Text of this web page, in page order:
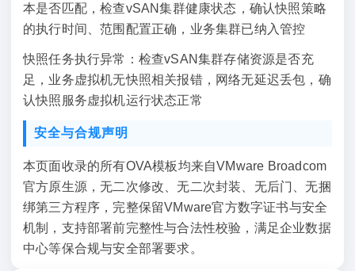
本是否匹配，检查vSAN集群健康状态，确认快照策略
的执行时间、范围配置正确，业务集群已纳入管控
快照任务执行异常：检查vSAN集群存储资源是否充
足，业务虚拟机无快照相关报错，网络无延迟丢包，确
认快照服务虚拟机运行状态正常
安全与合规声明
本页面收录的所有OVA模板均来自VMware Broadcom
官方原生源，无二次修改、无二次封装、无后门、无捆
绑第三方程序，完整保留VMware官方数字证书与安全
机制，支持部署前完整性与合法性校验，满足企业数据
中心等保合规与安全部署要求。